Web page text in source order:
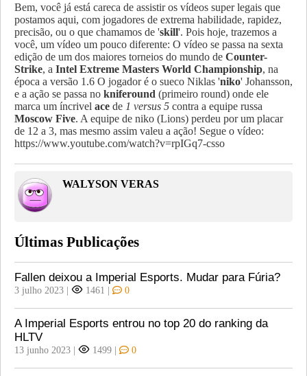
Bem, você já está careca de assistir os vídeos super legais que
postamos aqui, com jogadores de extrema habilidade, rapidez,
precisão, ou o que chamamos de 'skill'. Pois hoje, trazemos a
você, um vídeo um pouco diferente: O vídeo se passa na sexta
edição de um dos maiores torneios do mundo de Counter-
Strike, a Intel Extreme Masters World Championship, na
época a versão 1.6 O jogador é o sueco Niklas 'niko' Johansson,
e a ação se passa no kniferound (primeiro round) onde ele
marca um íncrivel ace de 1 versus 5 contra a equipe russa
Moscow Five. A equipe de niko (Lions) perdeu por um placar
de 12 a 3, mas mesmo assim valeu a ação! Segue o vídeo:
https://www.youtube.com/watch?v=rpIGq7-csso
WALYSON VERAS
Últimas Publicações
Fallen deixou a Imperial Esports. Mudar para Fúria?
3 julho 2023 | 1461 | 0
A Imperial Esports entrou no top 20 do ranking da
HLTV
13 junho 2023 | 1499 | 0